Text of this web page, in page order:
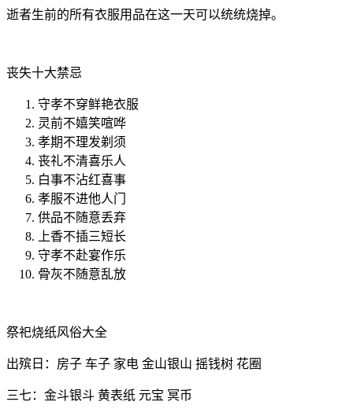
逝者生前的所有衣服用品在这一天可以统统烧掉。
丧失十大禁忌
守孝不穿鲜艳衣服
灵前不嬉笑喧哗
孝期不理发剃须
丧礼不清喜乐人
白事不沾红喜事
孝服不进他人门
供品不随意丢弃
上香不插三短长
守孝不赴宴作乐
骨灰不随意乱放
祭祀烧纸风俗大全
出殡日：房子 车子 家电 金山银山 摇钱树 花圈
三七：金斗银斗 黄表纸 元宝 冥币